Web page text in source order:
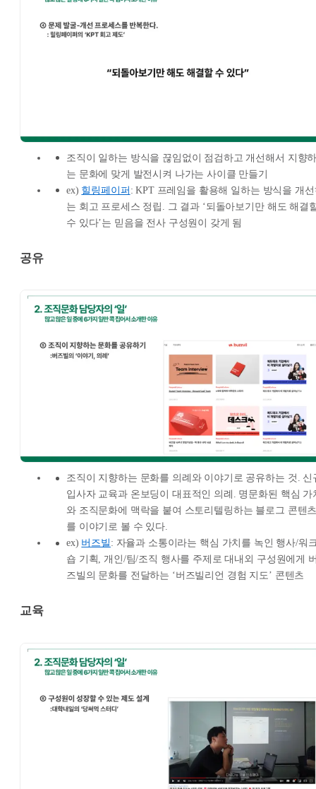
조직이 일하는 방식을 끊임없이 점검하고 개선해서 지향
는 문화에 맞게 발전시켜 나가는 사이클 만들기
ex) 힐링페이퍼 : KPT 프레임을 활용해 일하는 방식을 개
는 회고 프로세스 정립. 그 결과 ‘되돌아보기만 해도 해결
수 있다’는 믿음을 전사 구성원이 갖게 됨
공유
조직이 지향하는 문화를 의례와 이야기로 공유하는 것. 신
입사자 교육과 온보딩이 대표적인 의례. 명문화된 핵심 가
와 조직문화에 맥락을 붙여 스토리텔링하는 블로그 콘텐
를 이야기로 볼 수 있다.
ex) 버즈빌 : 자율과 소통이라는 핵심 가치를 녹인 행사/워
숍 기획, 개인/팀/조직 행사를 주제로 대내외 구성원에게
즈빌의 문화를 전달하는 ‘버즈빌리언 경험 지도’ 콘텐츠
교육